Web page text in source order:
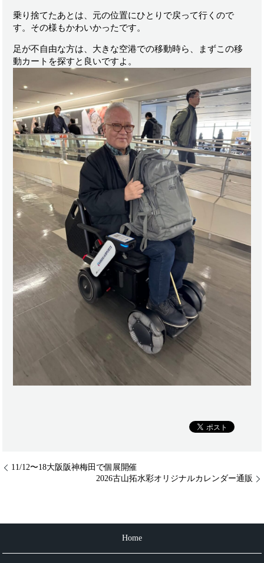
乗り捨てたあとは、元の位置にひとりで戻って行くので
す。その様もかわいかったです。
足が不自由な方は、大きな空港での移動時ら、まずこの移
動カートを探すと良いですよ。
11/12〜18大阪阪神梅田で個展開催
2026古山拓水彩オリジナルカレンダー通販
Home